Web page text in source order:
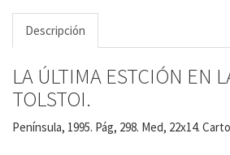
Descripción
LA ÚLTIMA ESTCIÓN EN
TOLSTOI.
Península, 1995. Pág, 298. Med, 22x14.